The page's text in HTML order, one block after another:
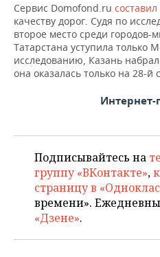
Сервис Domofond.ru составил
качеству дорог. Судя по
второе место среди городов-
Татарстана уступила только
исследованию, Казань
она оказалась только на 28-й
Интернет-
Подписывайтесь на
группу «ВКонтакте»,
страницу в
времени».
«Дзене».